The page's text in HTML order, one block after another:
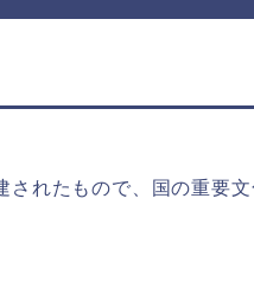
れたもので、国の重要文